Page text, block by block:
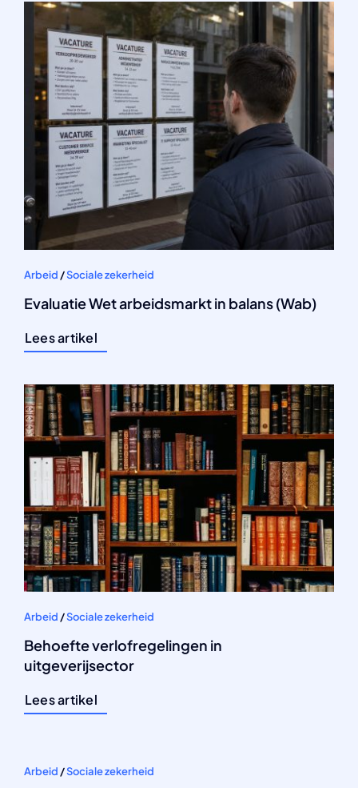
Arbeid /Sociale zekerheid
Evaluatie Wet arbeidsmarkt in balans (Wab)
Lees artikel
Arbeid /Sociale zekerheid
Behoefte verlofregelingen in
uitgeverijsector
Lees artikel
Arbeid /Sociale zekerheid